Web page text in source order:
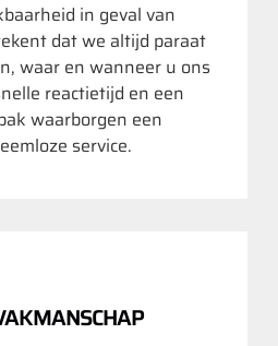
in geval van
dat we altijd paraat
waar en wanneer u ons
reactietijd en een
waarborgen een
service.